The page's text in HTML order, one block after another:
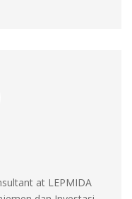
at LEPMIDA